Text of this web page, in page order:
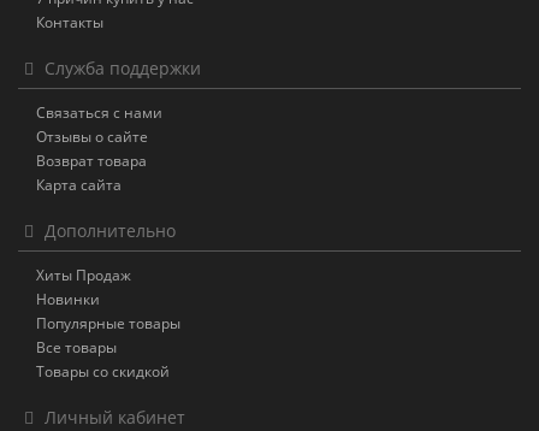
Контакты
Служба поддержки
Связаться с нами
Отзывы о сайте
Возврат товара
Карта сайта
Дополнительно
Хиты Продаж
Новинки
Популярные товары
Все товары
Товары со скидкой
Личный кабинет